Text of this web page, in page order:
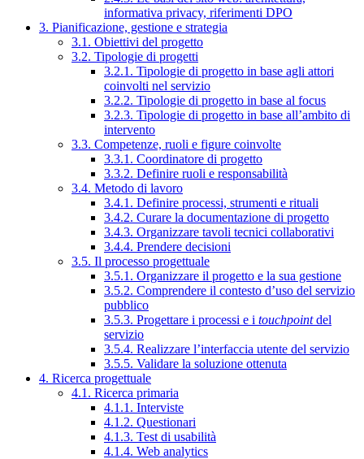
informativa privacy, riferimenti DPO
3. Pianificazione, gestione e strategia
3.1. Obiettivi del progetto
3.2. Tipologie di progetti
3.2.1. Tipologie di progetto in base agli attori
coinvolti nel servizio
3.2.2. Tipologie di progetto in base al focus
3.2.3. Tipologie di progetto in base all’ambito di
intervento
3.3. Competenze, ruoli e figure coinvolte
3.3.1. Coordinatore di progetto
3.3.2. Definire ruoli e responsabilità
3.4. Metodo di lavoro
3.4.1. Definire processi, strumenti e rituali
3.4.2. Curare la documentazione di progetto
3.4.3. Organizzare tavoli tecnici collaborativi
3.4.4. Prendere decisioni
3.5. Il processo progettuale
3.5.1. Organizzare il progetto e la sua gestione
3.5.2. Comprendere il contesto d’uso del servizio
pubblico
3.5.3. Progettare i processi e i touchpointdel
servizio
3.5.4. Realizzare l’interfaccia utente del servizio
3.5.5. Validare la soluzione ottenuta
4. Ricerca progettuale
4.1. Ricerca primaria
4.1.1. Interviste
4.1.2. Questionari
4.1.3. Test di usabilità
4.1.4. Web analytics